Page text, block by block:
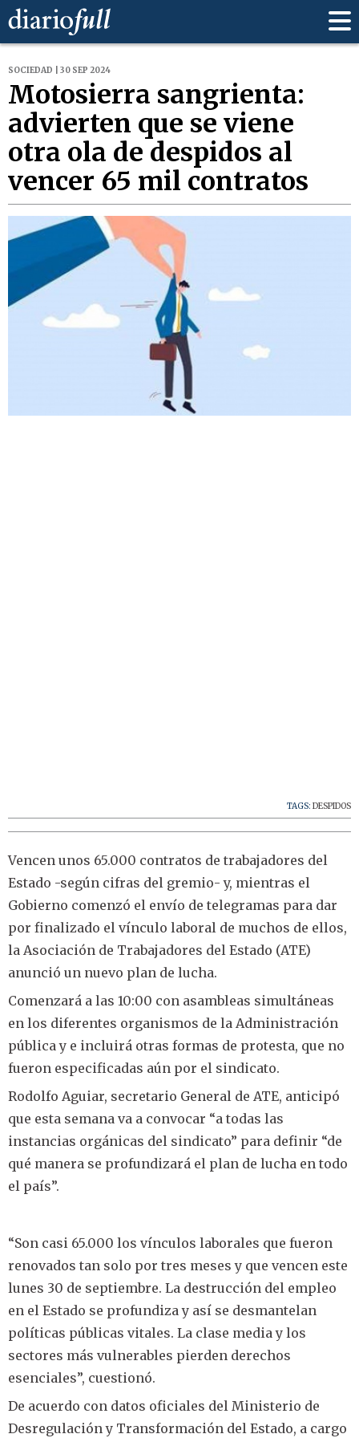
SOCIEDAD | 30 SEP 2024
Motosierra sangrienta:
advierten que se viene
otra ola de despidos al
vencer 65 mil contratos
TAGS: DESPIDOS
Vencen unos 65.000 contratos de trabajadores del
Estado -según cifras del gremio- y, mientras el
Gobierno comenzó el envío de telegramas para dar
por finalizado el vínculo laboral de muchos de ellos,
la Asociación de Trabajadores del Estado (ATE)
anunció un nuevo plan de lucha.
Comenzará a las 10:00 con asambleas simultáneas
en los diferentes organismos de la Administración
pública y e incluirá otras formas de protesta, que no
fueron especificadas aún por el sindicato.
Rodolfo Aguiar, secretario General de ATE, anticipó
que esta semana va a convocar “a todas las
instancias orgánicas del sindicato” para definir “de
qué manera se profundizará el plan de lucha en todo
el país”.
“Son casi 65.000 los vínculos laborales que fueron
renovados tan solo por tres meses y que vencen este
lunes 30 de septiembre. La destrucción del empleo
en el Estado se profundiza y así se desmantelan
políticas públicas vitales. La clase media y los
sectores más vulnerables pierden derechos
esenciales”, cuestionó.
De acuerdo con datos oficiales del Ministerio de
Desregulación y Transformación del Estado, a cargo